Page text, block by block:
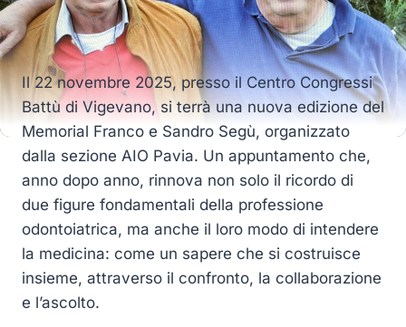
Il 22 novembre 2025, presso il Centro Congressi
Battù di Vigevano, si terrà una nuova edizione del
Memorial Franco e Sandro Segù, organizzato
dalla sezione AIO Pavia. Un appuntamento che,
anno dopo anno, rinnova non solo il ricordo di
due figure fondamentali della professione
odontoiatrica, ma anche il loro modo di intendere
la medicina: come un sapere che si costruisce
insieme, attraverso il confronto, la collaborazione
e l’ascolto.